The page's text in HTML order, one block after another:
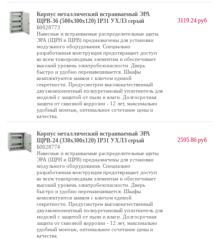
Корпус металлический встраиваемый ЭРА
ЩРВ-36 (500х300х120) IP31 УХЛЗ серый
Б0028773
Навесные и встраиваемые распределительные щиты
ЭРА (ЩРН и ЩРВ) предназначены для установки
модульного оборудования. Специально
разработанная конструкция предотвращает доступ
ко всем токопроводным элементам и обеспечивает
высокий уровень электробезопасности. Дверь
быстро и удобно перенавешивается. Шкафы
комплектуются замком с ключом единой
секретности. Предусмотрен высококачественный
двухкомпонентный полиуретановый уплотнитель для
моделей с защитой от пыли и влаги. Долгосрочная
защита от сквозной коррозии - 12 лет, максимально
удобный монтаж, оптимальное сочетание цены и
качества.
3119.24 руб
Корпус металлический встраиваемый ЭРА
ЩРВ-24 (330х300х120) IP31 УХЛЗ серый
Б0028774
Навесные и встраиваемые распределительные щиты
ЭРА (ЩРН и ЩРВ) предназначены для установки
модульного оборудования. Специально
разработанная конструкция предотвращает доступ
ко всем токопроводным элементам и обеспечивает
высокий уровень электробезопасности. Дверь
быстро и удобно перенавешивается. Шкафы
комплектуются замком с ключом единой
секретности. Предусмотрен высококачественный
двухкомпонентный полиуретановый уплотнитель для
моделей с защитой от пыли и влаги. Долгосрочная
защита от сквозной коррозии - 12 лет, максимально
удобный монтаж, оптимальное сочетание цены и
качества.
2595.86 руб